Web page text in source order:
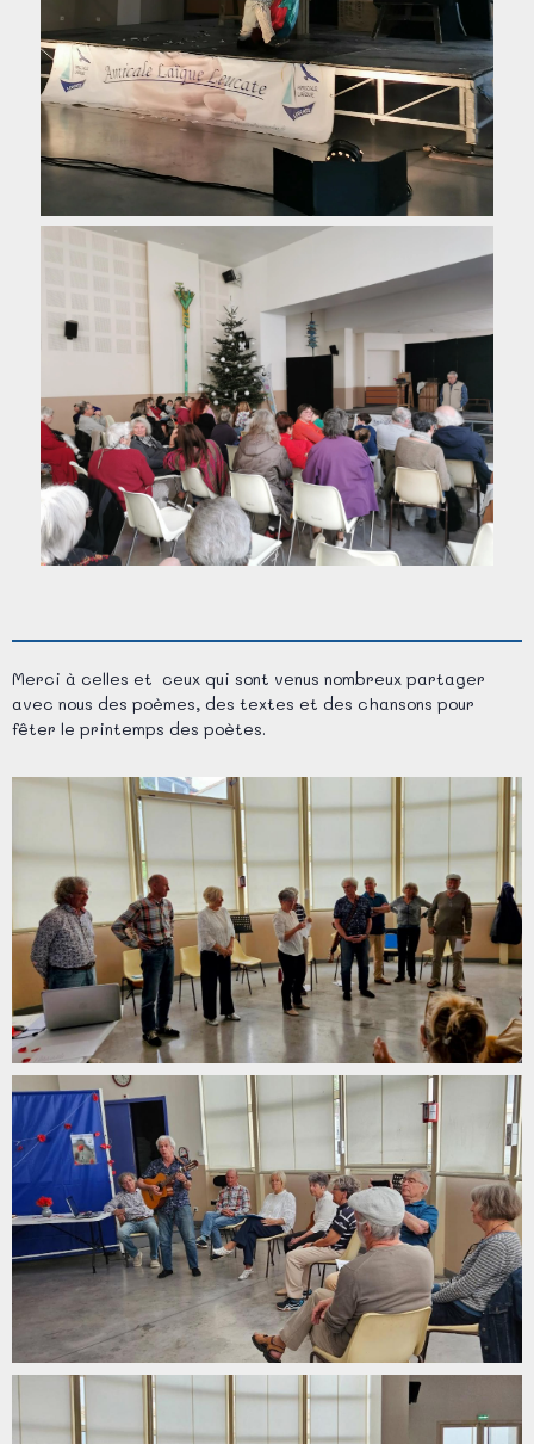
Merci à celles et ceux qui sont venus nombreux partager
avec nous des poèmes, des textes et des chansons pour
fêter le printemps des poètes.